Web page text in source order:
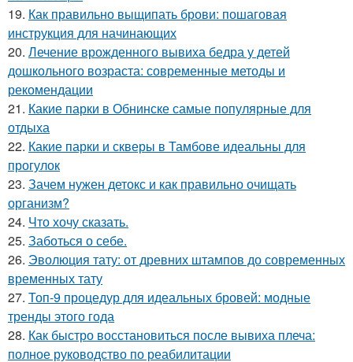
19. Как правильно выщипать брови: пошаговая
инструкция для начинающих
20. Лечение врожденного вывиха бедра у детей
дошкольного возраста: современные методы и
рекомендации
21. Какие парки в Обнинске самые популярные для
отдыха
22. Какие парки и скверы в Тамбове идеальны для
прогулок
23. Зачем нужен детокс и как правильно очищать
организм?
24. Что хочу сказать.
25. Заботься о себе.
26. Эволюция тату: от древних штампов до современных
временных тату
27. Топ-9 процедур для идеальных бровей: модные
тренды этого года
28. Как быстро восстановиться после вывиха плеча:
полное руководство по реабилитации